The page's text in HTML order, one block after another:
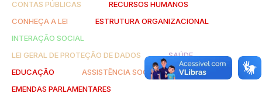
CONTAS PÚBLICAS
RECURSOS HUMANOS
CONHEÇA A LEI
ESTRUTURA ORGANIZACIONAL
INTERAÇÃO SOCIAL
LEI GERAL DE PROTEÇÃO DE DADOS
SAÚDE
EDUCAÇÃO
ASSISTÊNCIA SOCIAL
EMENDAS PARLAMENTARES